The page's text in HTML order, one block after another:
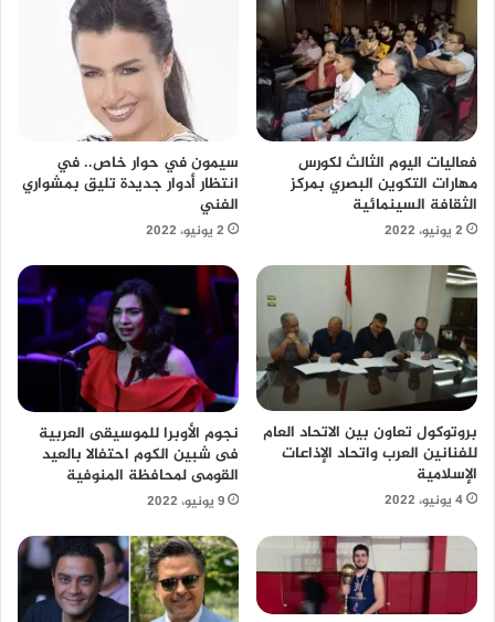
فعاليات اليوم الثالث لكورس
مهارات التكوين البصري بمركز
الثقافة السينمائية
2 يونيو، 2022
سيمون في حوار خاص.. في
انتظار أدوار جديدة تليق بمشواري
الفني
2 يونيو، 2022
بروتوكول تعاون بين الاتحاد العام
للفنانين العرب واتحاد الإذاعات
الإسلامية
4 يونيو، 2022
نجوم الأوبرا للموسيقى العربية
فى شبين الكوم احتفالا بالعيد
القومى لمحافظة المنوفية
9 يونيو، 2022